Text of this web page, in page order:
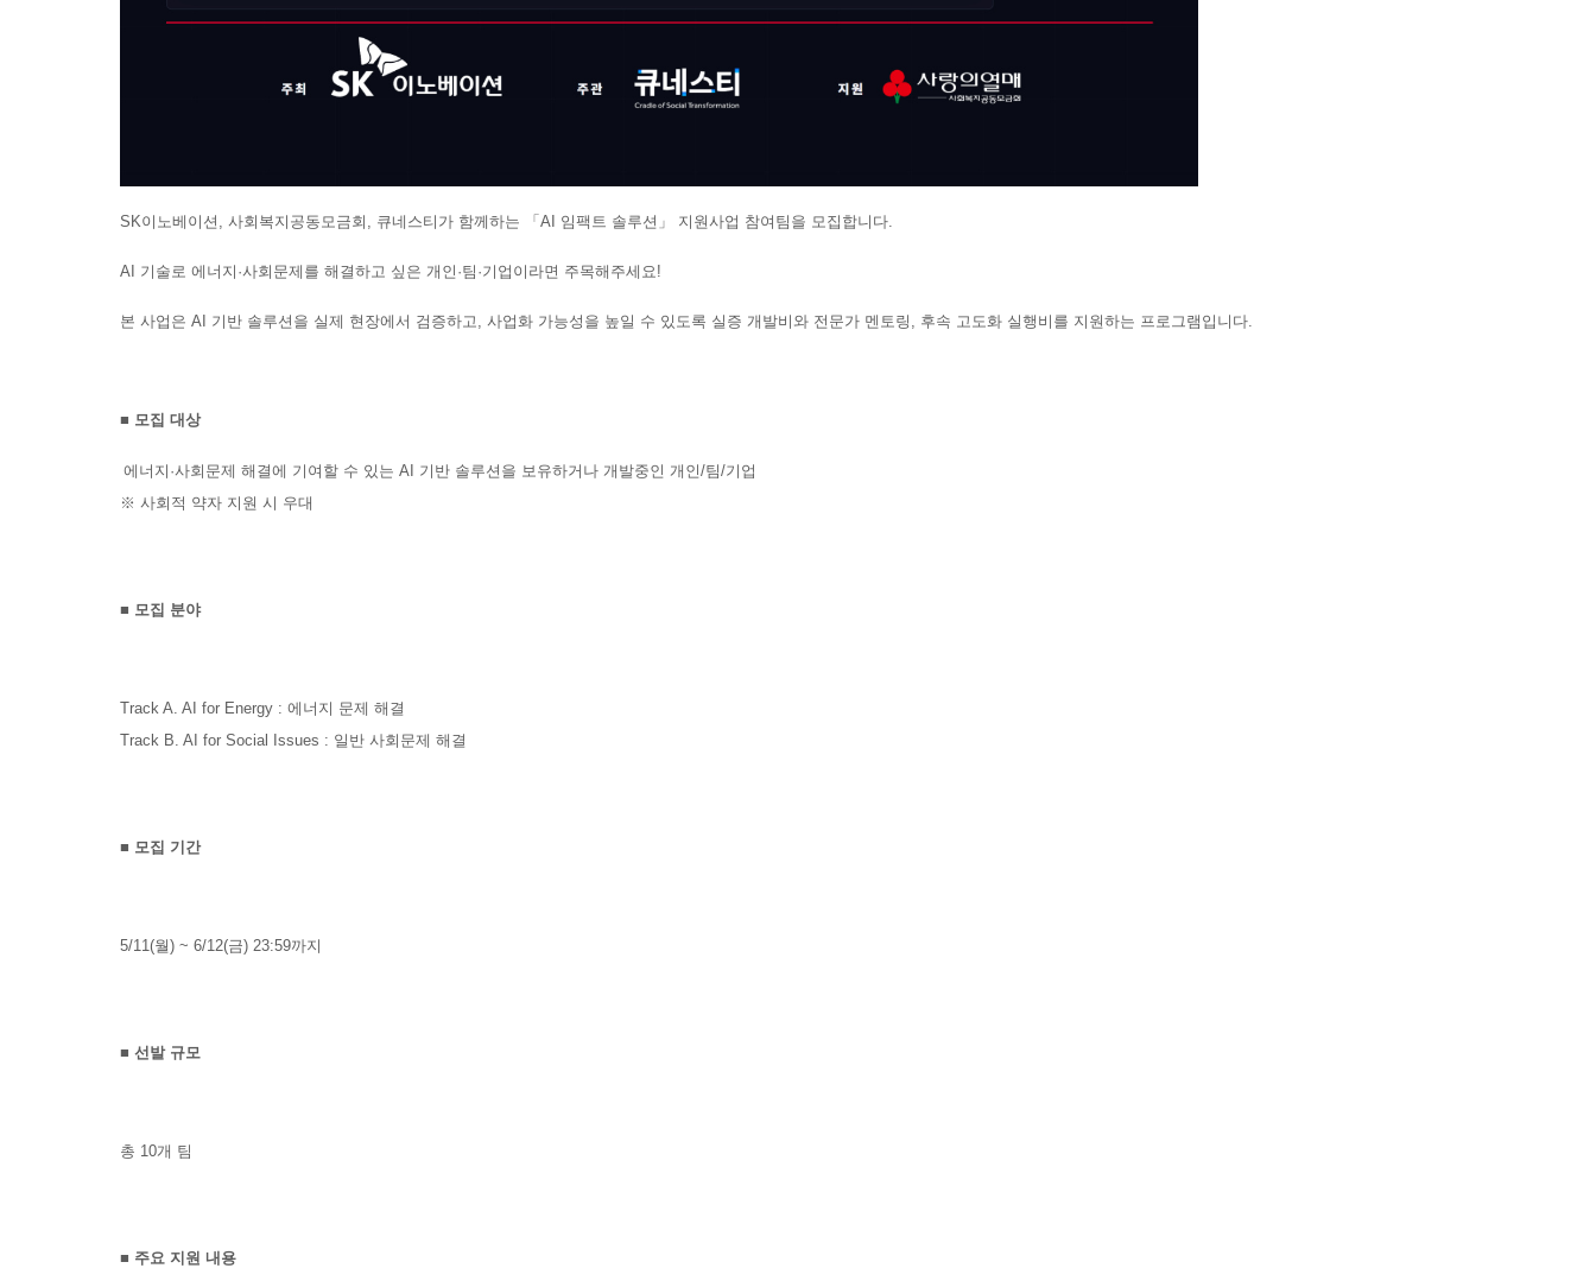
SK이노베이션 , 사회복지공동모금회 , 큐네스티가 함께하는 「 AI 임팩트 솔루션」 지원사업 참여팀을 모집합니다.
AI 기술로 에너지 ·사회문제를 해결하고 싶은 개인·팀·기업이라면 주목해주세요!
본 사업은 AI 기반 솔루션을 실제 현장에서 검증하고, 사업화 가능성을 높일 수 있도록 실증 개발비와 전문가 멘토링, 후속 고도화 실행비를 지원하는 프로그램입니다.
■ 모집 대상
에너지 ·사회문제 해결에 기여할 수 있는 AI 기반 솔루션을 보유하거나 개발중인 개인/팀/기업
※ 사회적 약자 지원 시 우대
■ 모집 분야
Track A. AI for Energy : 에너지 문제 해결
Track B. AI for Social Issues : 일반 사회문제 해결
■ 모집 기간
5/11(월) ~ 6/12(금) 23:59까지
■ 선발 규모
총 10개 팀
■ 주요 지원 내용